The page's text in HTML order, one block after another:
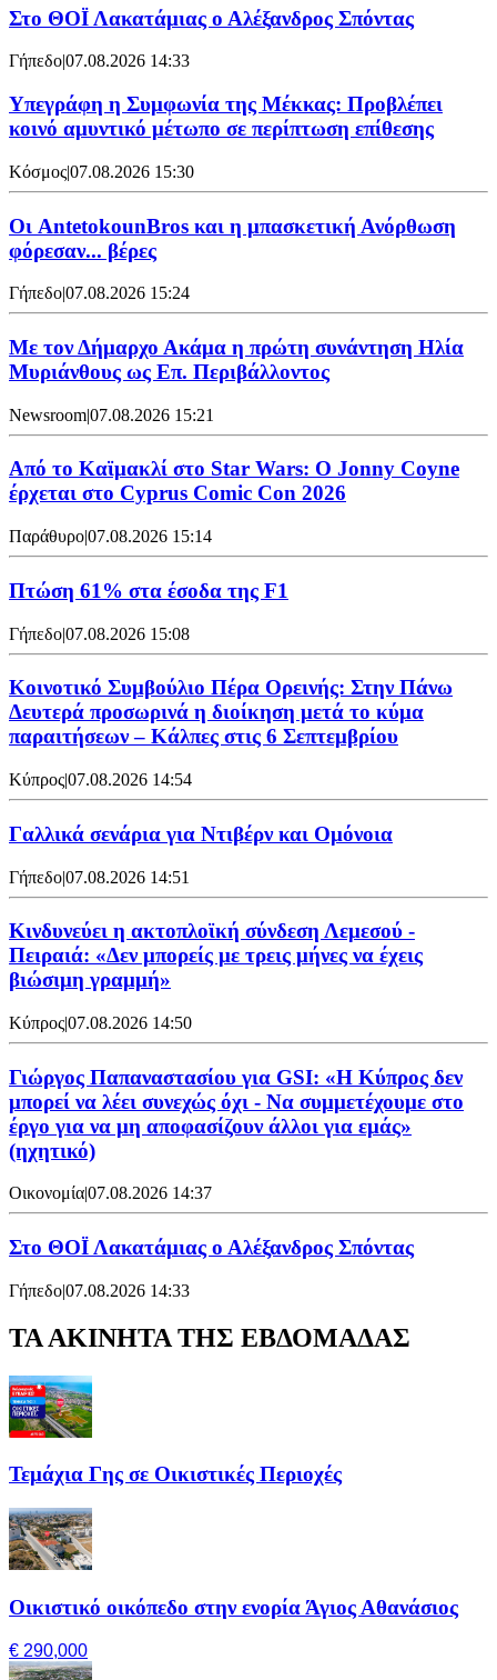
Στο ΘΟΪ Λακατάμιας ο Αλέξανδρος Σπόντας
Γήπεδο|07.08.2026 14:33
Υπεγράφη η Συμφωνία της Μέκκας: Προβλέπει
κοινό αμυντικό μέτωπο σε περίπτωση επίθεσης
Κόσμος|07.08.2026 15:30
Oι AntetokounBros και η μπασκετική Ανόρθωση
φόρεσαν... βέρες
Γήπεδο|07.08.2026 15:24
Με τον Δήμαρχο Ακάμα η πρώτη συνάντηση Ηλία
Μυριάνθους ως Επ. Περιβάλλοντος
Newsroom|07.08.2026 15:21
Από το Καϊμακλί στο Star Wars: Ο Jonny Coyne
έρχεται στο Cyprus Comic Con 2026
Παράθυρο|07.08.2026 15:14
Πτώση 61% στα έσοδα της F1
Γήπεδο|07.08.2026 15:08
Κοινοτικό Συμβούλιο Πέρα Ορεινής: Στην Πάνω
Δευτερά προσωρινά η διοίκηση μετά το κύμα
παραιτήσεων – Κάλπες στις 6 Σεπτεμβρίου
Κύπρος|07.08.2026 14:54
Γαλλικά σενάρια για Ντιβέρν και Ομόνοια
Γήπεδο|07.08.2026 14:51
Κινδυνεύει η ακτοπλοϊκή σύνδεση Λεμεσού -
Πειραιά: «Δεν μπορείς με τρεις μήνες να έχεις
βιώσιμη γραμμή»
Κύπρος|07.08.2026 14:50
Γιώργος Παπαναστασίου για GSI: «Η Κύπρος δεν
μπορεί να λέει συνεχώς όχι - Να συμμετέχουμε στο
έργο για να μη αποφασίζουν άλλοι για εμάς»
(ηχητικό)
Οικονομία|07.08.2026 14:37
Στο ΘΟΪ Λακατάμιας ο Αλέξανδρος Σπόντας
Γήπεδο|07.08.2026 14:33
ΤΑ ΑΚΙΝΗΤΑ ΤΗΣ ΕΒΔΟΜΑΔΑΣ
Τεμάχια Γης σε Οικιστικές Περιοχές
Οικιστικό οικόπεδο στην ενορία Άγιος Αθανάσιος
€ 290,000